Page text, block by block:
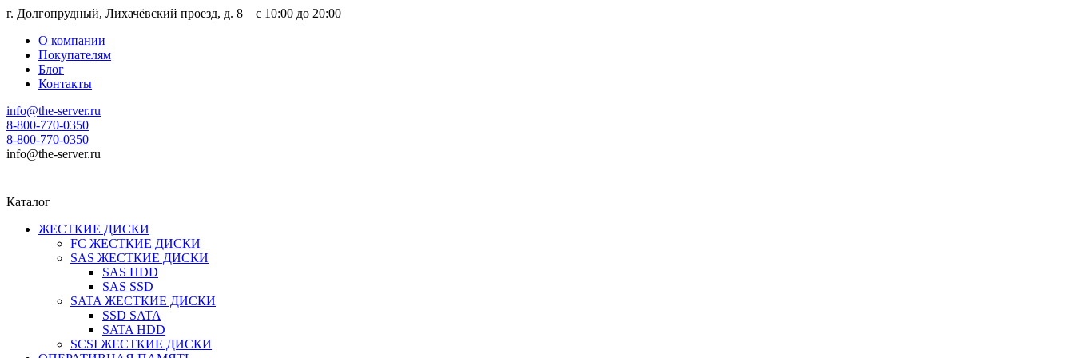
г. Долгопрудный, Лихачёвский проезд, д. 8 c 10:00 до 20:00
О компании
Покупателям
Блог
Контакты
info@the-server.ru
8-800-770-0350
8-800-770-0350
info@the-server.ru
Каталог
ЖЕСТКИЕ ДИСКИ
FC ЖЕСТКИЕ ДИСКИ
SAS ЖЕСТКИЕ ДИСКИ
SAS HDD
SAS SSD
SATA ЖЕСТКИЕ ДИСКИ
SSD SATA
SATA HDD
SCSI ЖЕСТКИЕ ДИСКИ